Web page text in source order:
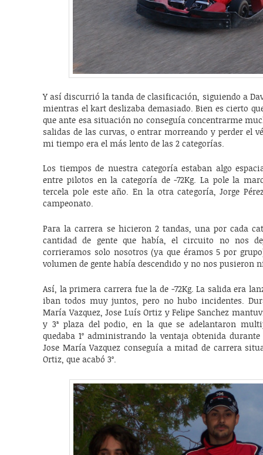
Y así discurrió la tanda de clasificación, siguiendo a
mientras el kart deslizaba demasiado. Bien es cierto
que ante esa situación no conseguía concentrarme
salidas de las curvas, o entrar morreando y perder el
mi tiempo era el más lento de las 2 categorías.
Los tiempos de nuestra categoría estaban algo
entre pilotos en la categoría de -72Kg. La pole la
tercela pole este año. En la otra categoría, Jorge
campeonato.
Para la carrera se hicieron 2 tandas, una por cada
cantidad de gente que había, el circuito no nos
corrieramos solo nosotros (ya que éramos 5 por
volumen de gente había descendido y no nos pusieron
Así, la primera carrera fue la de -72Kg. La salida era
iban todos muy juntos, pero no hubo incidentes.
María Vazquez, Jose Luís Ortiz y Felipe Sanchez
y 3ª plaza del podio, en la que se adelantaron
quedaba 1º administrando la ventaja obtenida
Jose María Vazquez conseguía a mitad de carrera
Ortiz, que acabó 3º.